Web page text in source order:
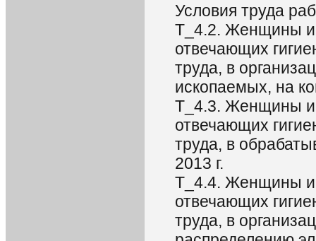
Условия труда
Т_4.2. Женщины и
отвечающих
труда, в
ископаемых, на
T_4.3. Женщины и
отвечающих
труда, в
2013 г.
T_4.4. Женщины и
отвечающих
труда, в